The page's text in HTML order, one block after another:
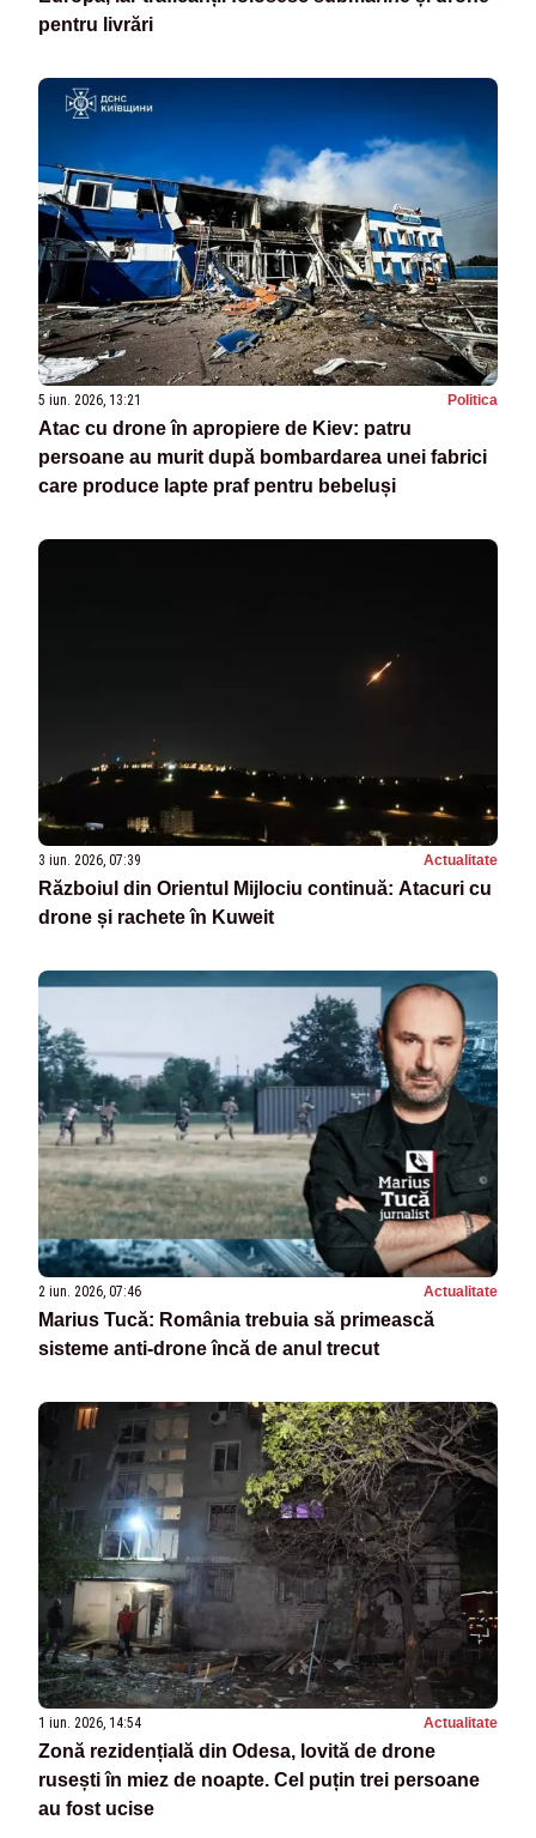
pentru livrări
5 iun. 2026, 13:21 Politica
Atac cu drone în apropiere de Kiev: patru
persoane au murit după bombardarea unei fabrici
care produce lapte praf pentru bebeluși
3 iun. 2026, 07:39 Actualitate
Războiul din Orientul Mijlociu continuă: Atacuri cu
drone și rachete în Kuweit
2 iun. 2026, 07:46 Actualitate
Marius Tucă: România trebuia să primească
sisteme anti-drone încă de anul trecut
1 iun. 2026, 14:54 Actualitate
Zonă rezidențială din Odesa, lovită de drone
rusești în miez de noapte. Cel puțin trei persoane
au fost ucise